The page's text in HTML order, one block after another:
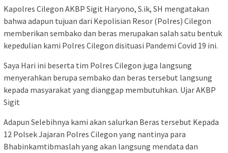
Kapolres Cilegon AKBP Sigit Haryono, S.ik, SH mengatakan
bahwa adapun tujuan dari Kepolisian Resor (Polres) Cilegon
memberikan sembako dan beras merupakan salah satu bentuk
kepedulian kami Polres Cilegon disituasi Pandemi Covid 19 ini.
Saya Hari ini beserta tim Polres Cilegon juga langsung
menyerahkan berupa sembako dan beras tersebut langsung
kepada masyarakat yang dianggap membutuhkan. Ujar AKBP
Sigit
Adapun Selebihnya kami akan salurkan Beras tersebut Kepada
12 Polsek Jajaran Polres Cilegon yang nantinya para
Bhabinkamtibmaslah yang akan langsung mendata dan